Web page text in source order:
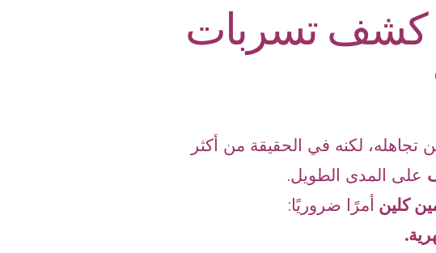
كشف تسربات
لكنه في الحقيقة من أكثر
على المدى الطويل.
كلين أمرًا ضروريًا: